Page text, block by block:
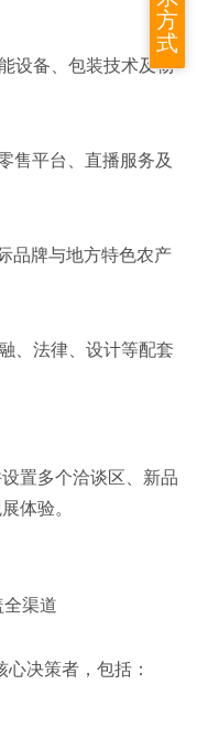
设备、包装技术及物
售平台、直播服务及
品牌与地方特色农产
、法律、设计等配套
置多个洽谈区、新品
体验。
渠道‌
决策者，包括：
方
式